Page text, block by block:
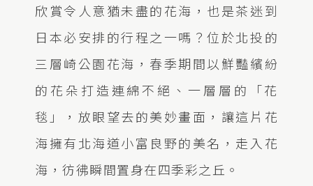
欣賞令人意猶未盡的花海，也是茶迷到
日本必安排的行程之一嗎？位於北投的
三層崎公園花海，春季期間以鮮豔繽紛
的花朵打造連綿不絕、一層層的「花
毯」，放眼望去的美妙畫面，讓這片花
海擁有北海道小富良野的美名，走入花
海，彷彿瞬間置身在四季彩之丘。